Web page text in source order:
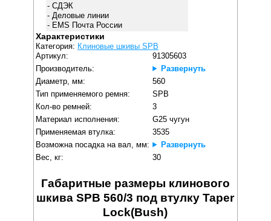
- СДЭК
- Деловые линии
- EMS Почта России
Характеристики
Категория: Клиновые шкивы SPB
Артикул:
91305603
Производитель:
Развернуть
Диаметр, мм:
560
Тип применяемого ремня:
SPB
Кол-во ремней:
3
Материал исполнения:
G25 чугун
Применяемая втулка:
3535
Возможна посадка на вал, мм:
Развернуть
Вес, кг:
30
Габаритные размеры клинового
шкива SPB 560/3 под втулку Taper
Lock(Bush)